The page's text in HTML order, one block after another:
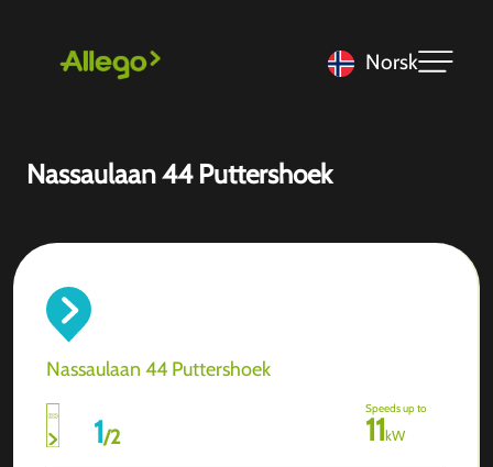
Norsk
Nassaulaan 44 Puttershoek
Nassaulaan 44 Puttershoek
1/2
Speeds up to
11kW